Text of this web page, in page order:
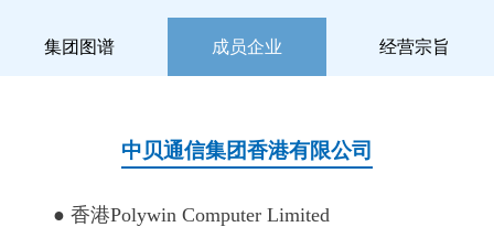
集团图谱 成员企业 经营宗旨
中贝通信集团香港有限公司
● 香港Polywin Computer Limited